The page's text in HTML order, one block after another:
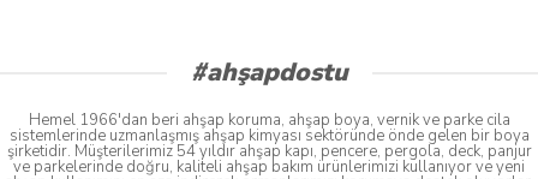
#ahşapdostu
Hemel 1966'dan beri ahşap koruma, ahşap boya, vernik ve parke cila
sistemlerinde uzmanlaşmış ahşap kimyası sektöründe önde gelen bir boya
şirketidir. Müşterilerimiz 54 yıldır ahşap kapı, pencere, pergola, deck, panjur
ve parkelerinde doğru, kaliteli ahşap bakım ürünlerimizi kullanıyor ve yeni